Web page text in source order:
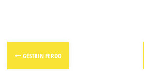
Post
GESTRIN FERDO